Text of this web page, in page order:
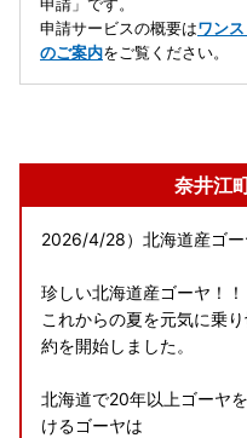
申請」です。
申請サービスの概要はワン
のご案内をご覧ください。
奈井江
2026/4/28）北海道産ゴー
珍しい北海道産ゴーヤ！！
これからの夏を元気に乗
約を開始しました。
北海道で20年以上ゴーヤ
けるゴーヤは